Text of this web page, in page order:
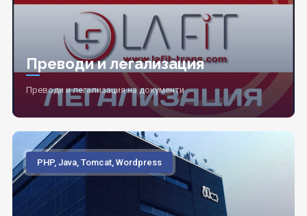
Преводи и легализация
Преводи и легализация на документи
PHP, Java, Tomcat, Wordpress